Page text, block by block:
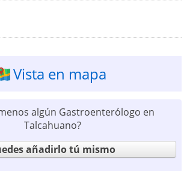
Vista en mapa
algún Gastroenterólogo en
Talcahuano?
añadirlo tú mismo